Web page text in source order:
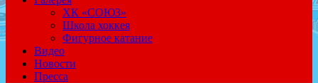
ХК «СОЮЗ»
Школа хоккея
Фигурное катание
Видео
Новости
Пресса